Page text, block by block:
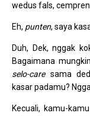
wedus fals,
Eh, punten, saya
Duh, Dek, nggak
Bagaimana
selo-caresama
kasar padamu?
Kecuali, kamu-